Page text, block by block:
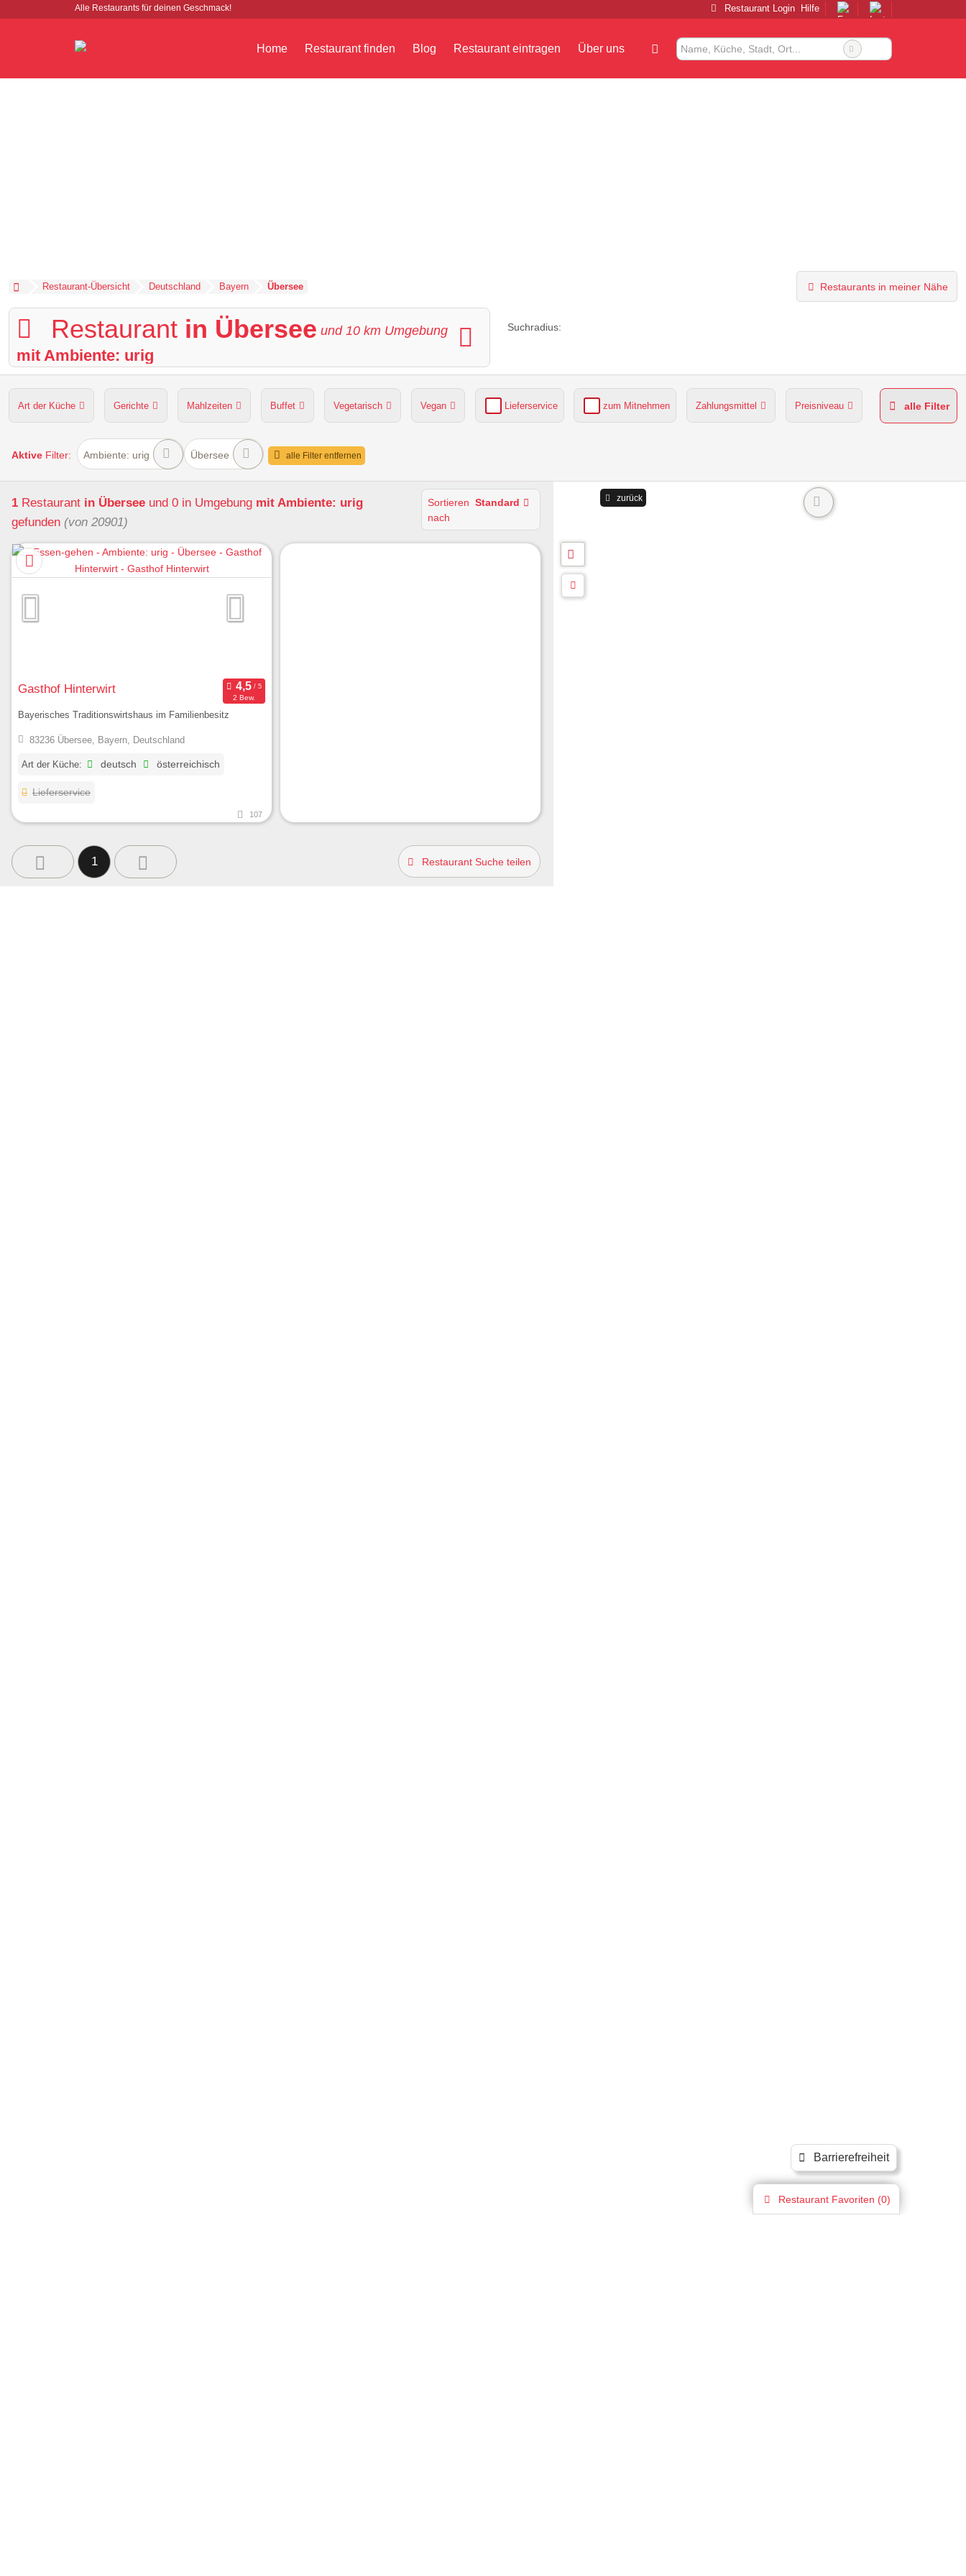
Alle Restaurants für deinen Geschmack!
Barrierefreiheit
Restaurant Login Hilfe
Home Restaurant finden Blog Restaurant eintragen Über uns
Restaurant-Übersicht Deutschland Bayern Übersee Restaurants in meiner Nähe
Restaurant in Übersee und 10 km Umgebung
mit Ambiente: urig
Suchradius:
Art der Küche Gerichte Mahlzeiten Buffet Vegetarisch Vegan Lieferservice zum Mitnehmen Zahlungsmittel Preisniveau
Hunde erlaubt Kapazität Sitzplätze im Freien grüner Gastgarten
alle Filter
Aktive Filter: Ambiente: urig Übersee alle Filter entfernen
1 Restaurant in Übersee und 0 in Umgebung mit Ambiente: urig
gefunden (von 20901)
Sortieren
nach
Standard
Gasthof Hinterwirt
2 Bew.
Bayerisches Traditionswirtshaus im Familienbesitz
83236 Übersee, Bayern, Deutschland
Art der Küche: deutsch österreichisch
Lieferservice
107
1 Restaurant Suche teilen
Restaurant Favoriten (0)
zurück